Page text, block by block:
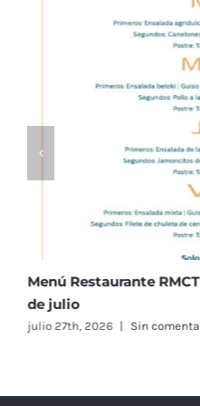
al 31
Menú
de julio
julio 20th, 2026 | Sin